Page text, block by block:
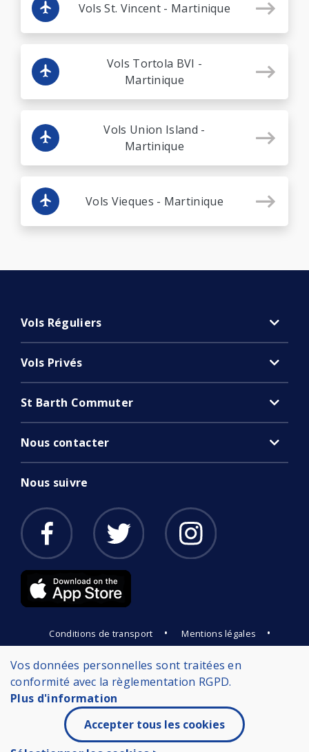
Vols St. Vincent - Martinique
Vols Tortola BVI -
Martinique
Vols Union Island -
Martinique
Vols Vieques - Martinique
Vols Réguliers
Vols Privés
St Barth Commuter
Nous contacter
Nous suivre
Conditions de transport • Mentions légales •
Vos données personnelles sont traitées en
conformité avec la règlementation RGPD.
Plus d'information
Accepter tous les cookies